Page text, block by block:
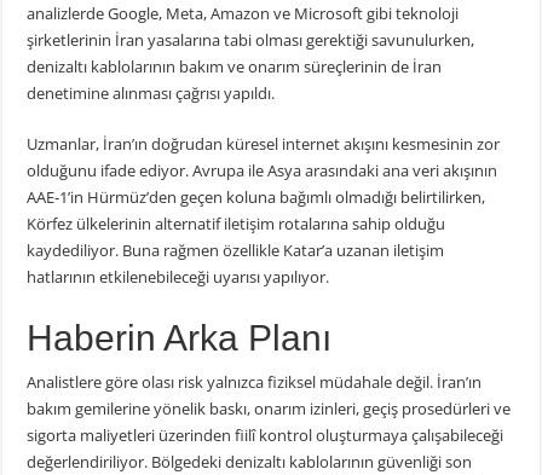
analizlerde Google, Meta, Amazon ve Microsoft gibi teknoloji
şirketlerinin İran yasalarına tabi olması gerektiği savunulurken,
denizaltı kablolarının bakım ve onarım süreçlerinin de İran
denetimine alınması çağrısı yapıldı.
Uzmanlar, İran’ın doğrudan küresel internet akışını kesmesinin zor
olduğunu ifade ediyor. Avrupa ile Asya arasındaki ana veri akışının
AAE-1’in Hürmüz’den geçen koluna bağımlı olmadığı belirtilirken,
Körfez ülkelerinin alternatif iletişim rotalarına sahip olduğu
kaydediliyor. Buna rağmen özellikle Katar’a uzanan iletişim
hatlarının etkilenebileceği uyarısı yapılıyor.
Haberin Arka Planı
Analistlere göre olası risk yalnızca fiziksel müdahale değil. İran’ın
bakım gemilerine yönelik baskı, onarım izinleri, geçiş prosedürleri ve
sigorta maliyetleri üzerinden fiilî kontrol oluşturmaya çalışabileceği
değerlendiriliyor. Bölgedeki denizaltı kablolarının güvenliği son